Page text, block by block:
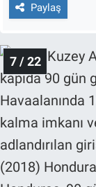
Paylaş
7 / 22